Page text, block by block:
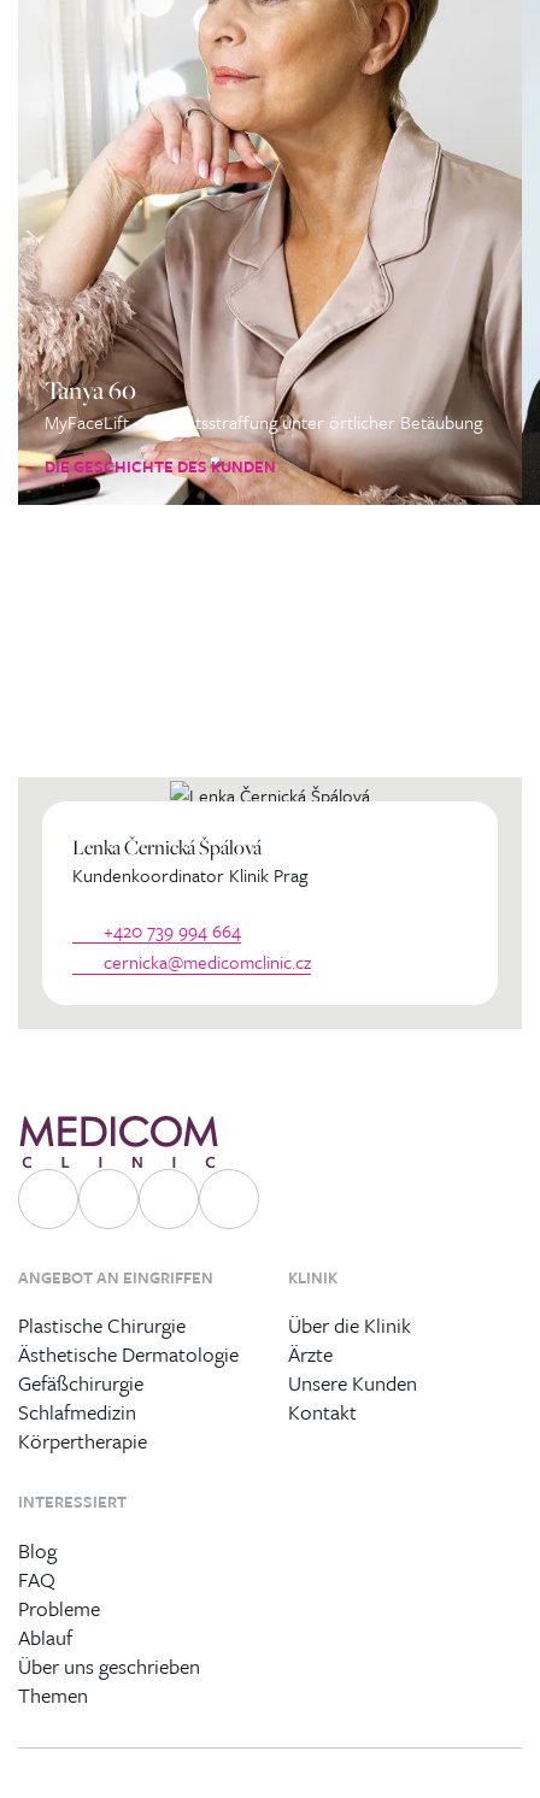
Tanya 60
MyFaceLift - Gesichtsstraffung unter örtlicher Betäubung
DIE GESCHICHTE DES KUNDEN
Lenka Černická Špálová
Kundenkoordinator Klinik Prag
+420 739 994 664
cernicka@medicomclinic.cz
ANGEBOT AN EINGRIFFEN
Plastische Chirurgie
Ästhetische Dermatologie
Gefäßchirurgie
Schlafmedizin
Körpertherapie
KLINIK
Über die Klinik
Ärzte
Unsere Kunden
Kontakt
INTERESSIERT
Blog
FAQ
Probleme
Ablauf
Über uns geschrieben
Themen